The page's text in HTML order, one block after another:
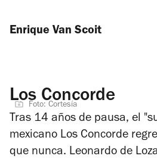
Enrique Van Scoit
Los Concorde
Foto: Cortesía
Tras 14 años de pausa, el
mexicano Los Concorde
que nunca. Leonardo de